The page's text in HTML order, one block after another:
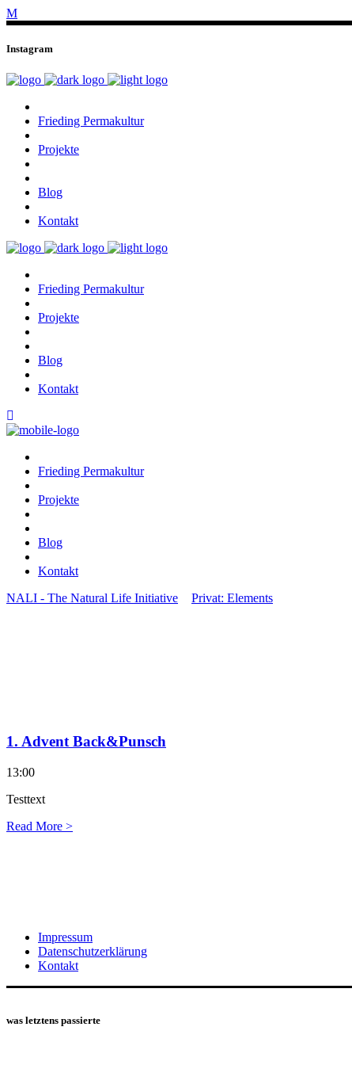
Instagram
Frieding Permakultur
Projekte
Blog
Kontakt
Frieding Permakultur
Projekte
Blog
Kontakt
Frieding Permakultur
Projekte
Blog
Kontakt
NALI - The Natural Life Initiative
Privat: Elements
1. Advent Back&Punsch
13:00
Testtext
Read More >
Impressum
Datenschutzerklärung
Kontakt
was letztens passierte